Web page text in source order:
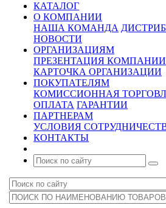
КАТАЛОГ
О КОМПАНИИ
НАША КОМАНДА
НОВОСТИ
ОРГАНИЗАЦИЯМ
ПРЕЗЕНТАЦИЯ КОМПАНИИ
КАРТОЧКА ОРГАНИЗАЦИИ
ПОКУПАТЕЛЯМ
КОМИССИОННАЯ
ОПЛАТА ГАРАНТИИ
ПАРТНЕРАМ
УСЛОВИЯ
КОНТАКТЫ